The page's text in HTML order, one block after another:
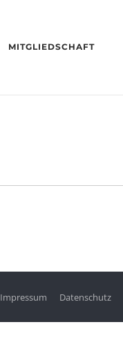
MITGLIEDSCHAFT
Impressum Datenschutz